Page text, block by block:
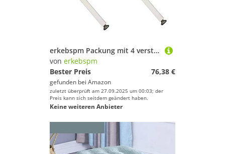
erkebspm Packung mit 4 verstellbaren Möbeln Füßen, T-förmigen Bettfuß-Stützfüßen, Massivholzmöbelbeine, Schrankfüße, Tischbeine, Kiefernersatzbettrahmenzubehör mit Bildschirmen
von erkebspm
Bester Preis
76,38 €
gefunden bei Amazon
zuletzt überprüft am 27.09.2025 um 00:03; der
Preis kann sich seitdem geändert haben.
Keine weiteren Anbieter